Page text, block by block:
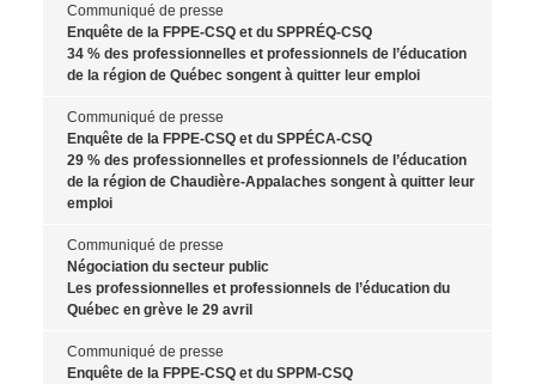
Communiqué de presse
Enquête de la FPPE-CSQ et du SPPRÉQ-CSQ
34 % des professionnelles et professionnels de l’éducation
de la région de Québec songent à quitter leur emploi
Communiqué de presse
Enquête de la FPPE-CSQ et du SPPÉCA-CSQ
29 % des professionnelles et professionnels de l’éducation
de la région de Chaudière-Appalaches songent à quitter leur
emploi
Communiqué de presse
Négociation du secteur public
Les professionnelles et professionnels de l’éducation du
Québec en grève le 29 avril
Communiqué de presse
Enquête de la FPPE-CSQ et du SPPM-CSQ